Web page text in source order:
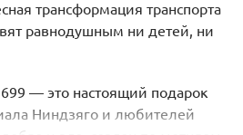
трансформация транспорта
равнодушным ни детей, ни
— это настоящий подарок
Ниндзяго и любителей